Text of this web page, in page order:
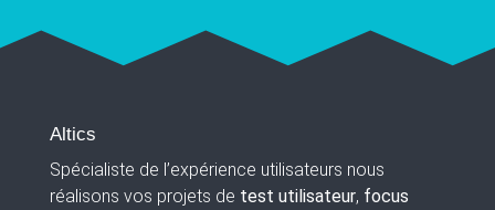
Altics
Spécialiste de l’expérience utilisateurs nous
réalisons vos projets de test utilisateur, focus